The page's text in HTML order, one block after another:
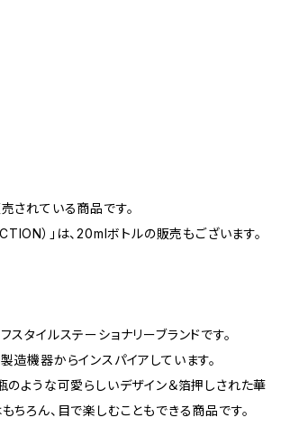
されている商品です。
）」は、20mlボトルの販売もございます。
タイルステーショナリーブランドです。
造機器からインスパイアしています。
のような可愛らしいデザイン＆箔押しされた華
ろん、目で楽しむこともできる商品です。